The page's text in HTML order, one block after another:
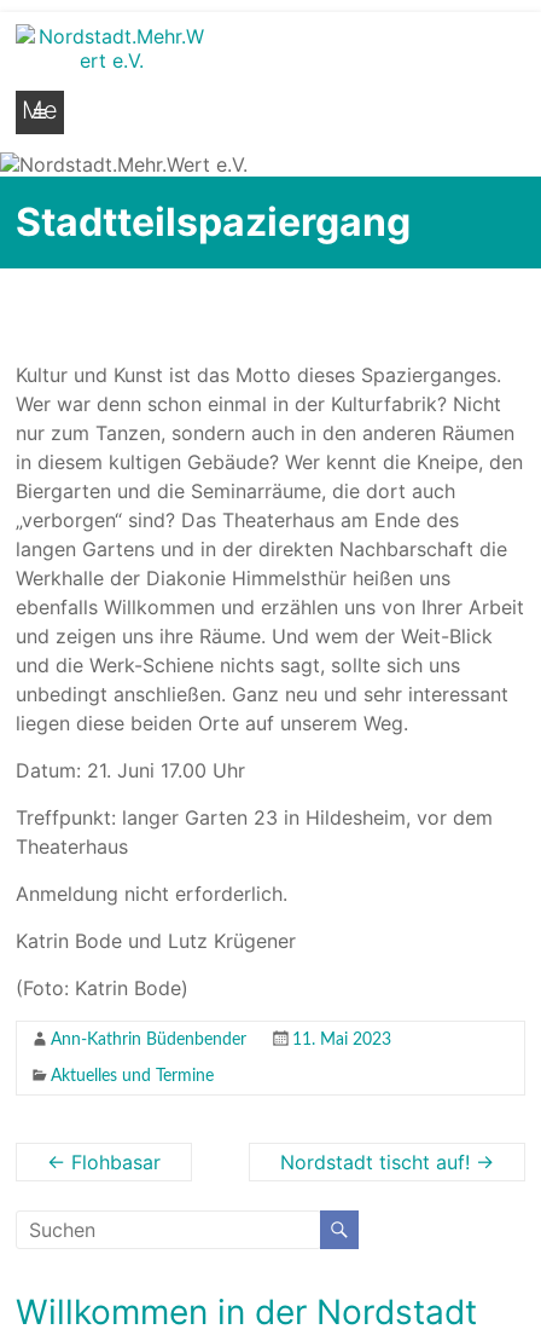
Nordstadt.Mehr.Wert e.V.
Stadtteilseite der Hildesheimer Nordstadt
Me
Stadtteilspaziergang
Kultur und Kunst ist das Motto dieses Spazierganges.
Wer war denn schon einmal in der Kulturfabrik? Nicht
nur zum Tanzen, sondern auch in den anderen Räumen
in diesem kultigen Gebäude? Wer kennt die Kneipe, den
Biergarten und die Seminarräume, die dort auch
„verborgen“ sind? Das Theaterhaus am Ende des
langen Gartens und in der direkten Nachbarschaft die
Werkhalle der Diakonie Himmelsthür heißen uns
ebenfalls Willkommen und erzählen uns von Ihrer Arbeit
und zeigen uns ihre Räume. Und wem der Weit-Blick
und die Werk-Schiene nichts sagt, sollte sich uns
unbedingt anschließen. Ganz neu und sehr interessant
liegen diese beiden Orte auf unserem Weg.
Datum: 21. Juni 17.00 Uhr
Treffpunkt: langer Garten 23 in Hildesheim, vor dem
Theaterhaus
Anmeldung nicht erforderlich.
Katrin Bode und Lutz Krügener
(Foto: Katrin Bode)
Ann-Kathrin Büdenbender 11. Mai 2023
Aktuelles und Termine
← Flohbasar Nordstadt tischt auf! →
Willkommen in der Nordstadt